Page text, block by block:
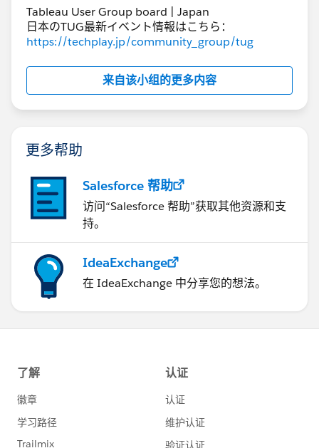
Tableau User Group board | Japan
日本のTUG最新イベント情報はこちら：
https://techplay.jp/community_group/tug
来自该小组的更多内容
更多帮助
Salesforce 帮助
访问“Salesforce 帮助”获取其他资源和支
持。
IdeaExchange
在 IdeaExchange 中分享您的想法。